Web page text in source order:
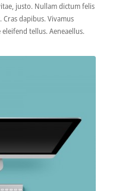
justo. Nullam dictum felis
dapibus. Vivamus
tellus. Aeneaellus.